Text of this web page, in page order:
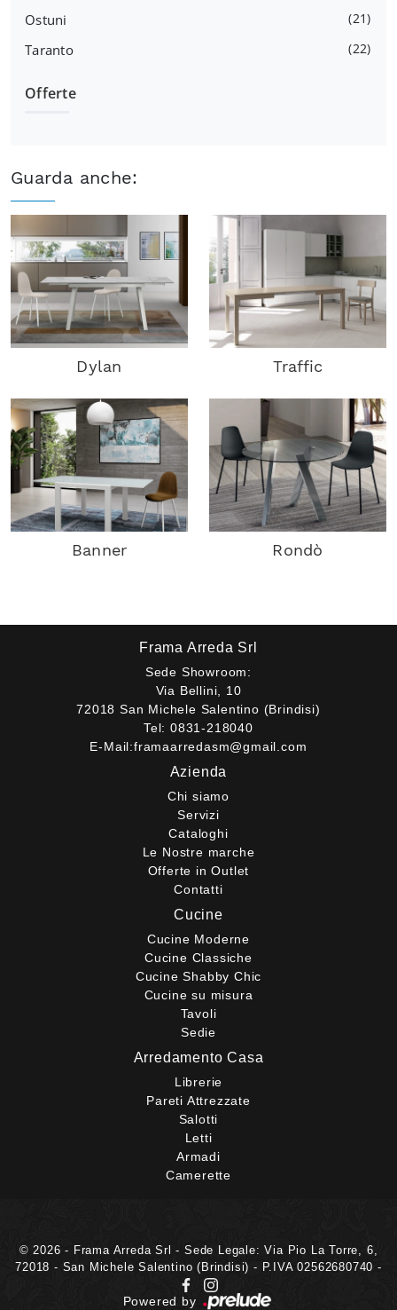
Ostuni 21
Taranto 22
Offerte
Guarda anche:
Dylan Traffic
Banner Rondò
Frama Arreda Srl
Sede Showroom:
Via Bellini, 10
72018 San Michele Salentino (Brindisi)
Tel: 0831-218040
E-Mail:framaarredasm@gmail.com
Azienda
Chi siamo
Servizi
Cataloghi
Le Nostre marche
Offerte in Outlet
Contatti
Cucine
Cucine Moderne
Cucine Classiche
Cucine Shabby Chic
Cucine su misura
Tavoli
Sedie
Arredamento Casa
Librerie
Pareti Attrezzate
Salotti
Letti
Armadi
Camerette
© 2026 - Frama Arreda Srl - Sede Legale: Via Pio La Torre, 6,
72018 - San Michele Salentino (Brindisi) - P.IVA 02562680740 -
Powered by